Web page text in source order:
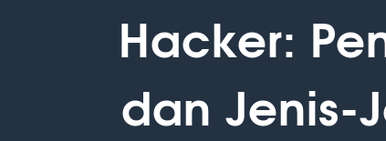
Hacker:
dan Jenis-